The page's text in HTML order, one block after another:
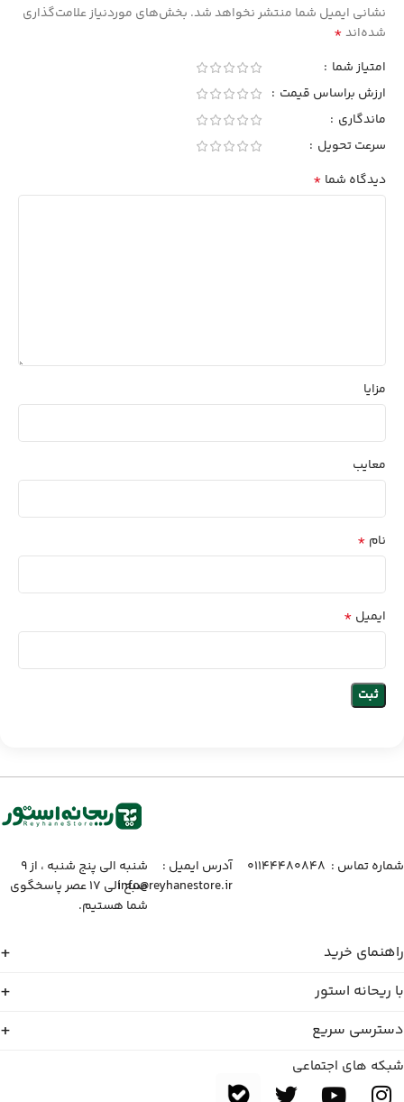
نشانی ایمیل شما منتشر نخواهد شد. بخش‌های موردنیاز علامت‌گذاری
شده‌اند*
امتیاز شما
ارزش براساس قیمت
ماندگاری
سرعت تحویل
دیدگاه شما *
مزایا
معایب
نام *
ایمیل *
شماره تماس :‌ ۰۱۱۴۴۴۸۰۸۴۸
آدرس ایمیل :‌
info@reyhanestore.ir
شنبه الی پنج شنبه ، از ۹
صبح الی ۱۷ عصر پاسخگوی
شما هستیم.
راهنمای خرید
با ریحانه استور
دسترسی سریع
شبکه های اجتماعی